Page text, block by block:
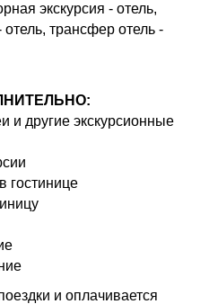
экскурсия - отель,
трансфер отель -
и другие экскурсионные
гостинице
и оплачивается